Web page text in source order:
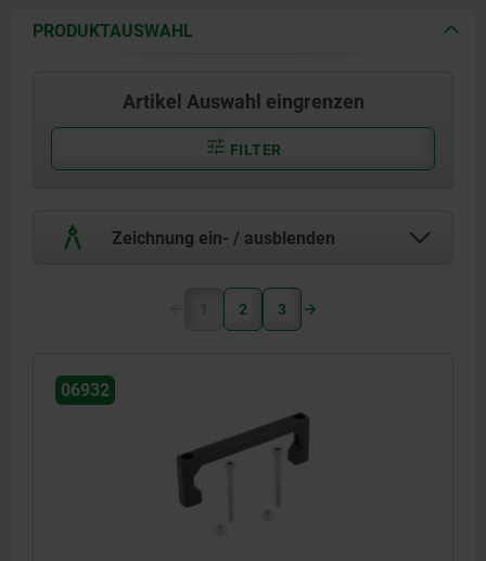
PRODUKTAUSWAHL
Artikel Auswahl eingrenzen
FILTER
Zeichnung ein- / ausblenden
1 2 3
06932